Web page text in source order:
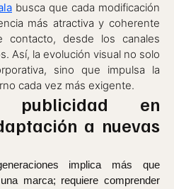
busca que cada modificación
más atractiva y coherente
desde los canales
Así, la evolución visual no solo
sino que impulsa la
cada vez más exigente.
publicidad en
a nuevas
implica más que
marca; requiere comprender